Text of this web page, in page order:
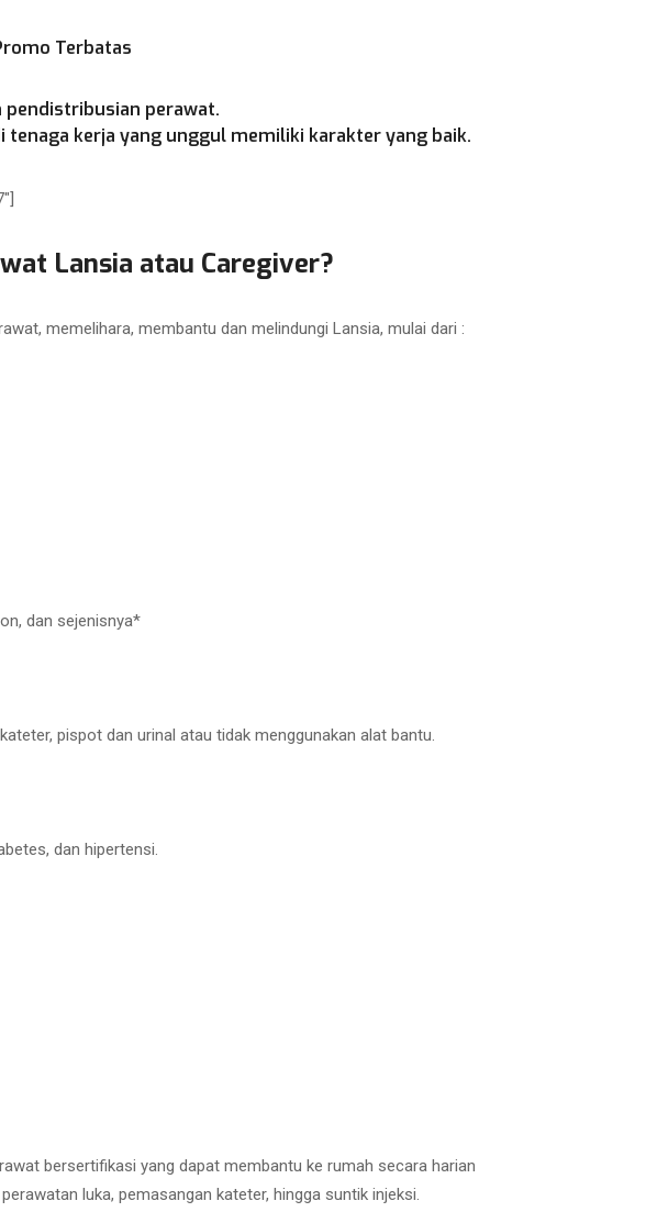
Terbatas
perawat.
kerja yang unggul memiliki karakter yang baik.
Lansia atau Caregiver?
memelihara, membantu dan melindungi Lansia, mulai dari :
dan sejenisnya*
pispot dan urinal atau tidak menggunakan alat bantu.
dan hipertensi.
bersertifikasi yang dapat membantu ke rumah secara harian
luka, pemasangan kateter, hingga suntik injeksi.